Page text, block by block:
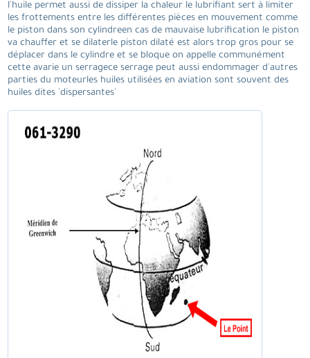
l'huile permet aussi de dissiper la chaleur le lubrifiant sert à limiter
les frottements entre les différentes pièces en mouvement comme
le piston dans son cylindreen cas de mauvaise lubrification le piston
va chauffer et se dilaterle piston dilaté est alors trop gros pour se
déplacer dans le cylindre et se bloque on appelle communément
cette avarie un serragece serrage peut aussi endommager d'autres
parties du moteurles huiles utilisées en aviation sont souvent des
huiles dites 'dispersantes'